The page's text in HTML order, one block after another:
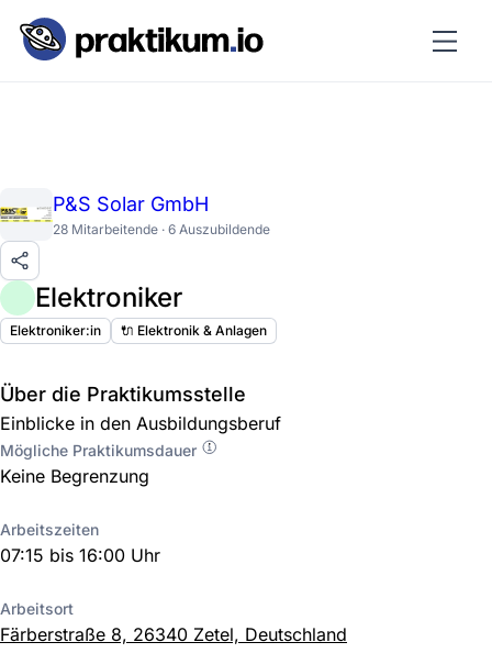
P&S Solar GmbH
28 Mitarbeitende · 6 Auszubildende
Elektroniker
Elektroniker:in 🔌 Elektronik & Anlagen
Über die Praktikumsstelle
Einblicke in den Ausbildungsberuf
Mögliche Praktikumsdauer
Keine Begrenzung
Arbeitszeiten
07:15 bis 16:00 Uhr
Arbeitsort
Färberstraße 8, 26340 Zetel, Deutschland